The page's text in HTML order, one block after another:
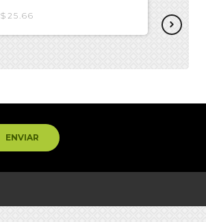
$25.66 $20.53
ENVIAR